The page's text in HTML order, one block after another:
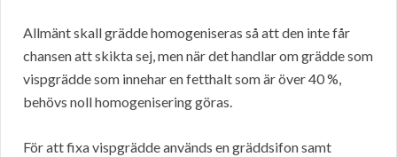
Allmänt skall grädde homogeniseras så att den inte får
chansen att skikta sej, men när det handlar om grädde som
vispgrädde som innehar en fetthalt som är över 40 %,
behövs noll homogenisering göras.
För att fixa vispgrädde används en gräddsifon samt